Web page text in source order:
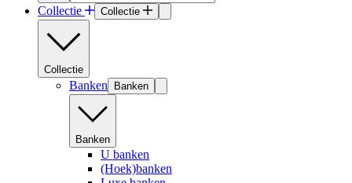
Collectie Collectie
Collectie
Banken Banken
Banken
U banken
(Hoek)banken